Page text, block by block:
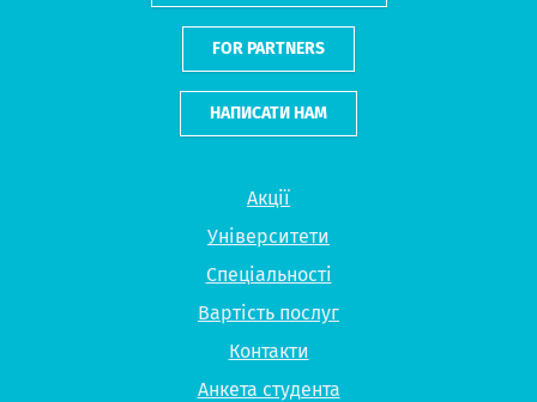
Акції
Університети
Спеціальності
Вартість послуг
Контакти
Анкета студента
FOR PARTNERS
НАПИСАТИ НАМ